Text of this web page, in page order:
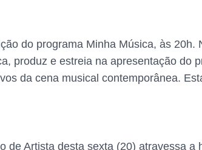
do programa Minha Música, às
produz e estreia na apresentação do
da cena musical contemporânea.
de Artista desta sexta (20) atravessa